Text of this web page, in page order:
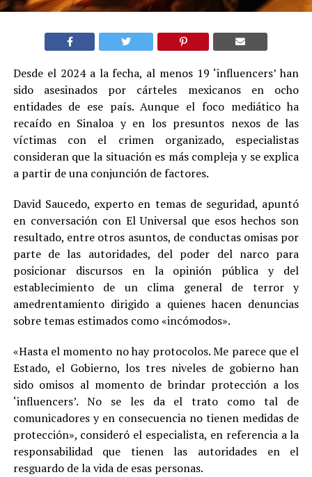
Desde el 2024 a la fecha, al menos 19 ‘influencers’ han
sido asesinados por cárteles mexicanos en ocho
entidades de ese país. Aunque el foco mediático ha
recaído en Sinaloa y en los presuntos nexos de las
víctimas con el crimen organizado, especialistas
consideran que la situación es más compleja y se explica
a partir de una conjunción de factores.
David Saucedo, experto en temas de seguridad, apuntó
en conversación con El Universal que esos hechos son
resultado, entre otros asuntos, de conductas omisas por
parte de las autoridades, del poder del narco para
posicionar discursos en la opinión pública y del
establecimiento de un clima general de terror y
amedrentamiento dirigido a quienes hacen denuncias
sobre temas estimados como «incómodos».
«Hasta el momento no hay protocolos. Me parece que el
Estado, el Gobierno, los tres niveles de gobierno han
sido omisos al momento de brindar protección a los
‘influencers’. No se les da el trato como tal de
comunicadores y en consecuencia no tienen medidas de
protección», consideró el especialista, en referencia a la
responsabilidad que tienen las autoridades en el
resguardo de la vida de esas personas.